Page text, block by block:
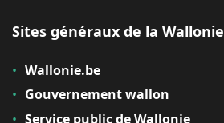
Sites généraux de la Wallonie
Wallonie.be
Gouvernement wallon
Service public de Wallonie